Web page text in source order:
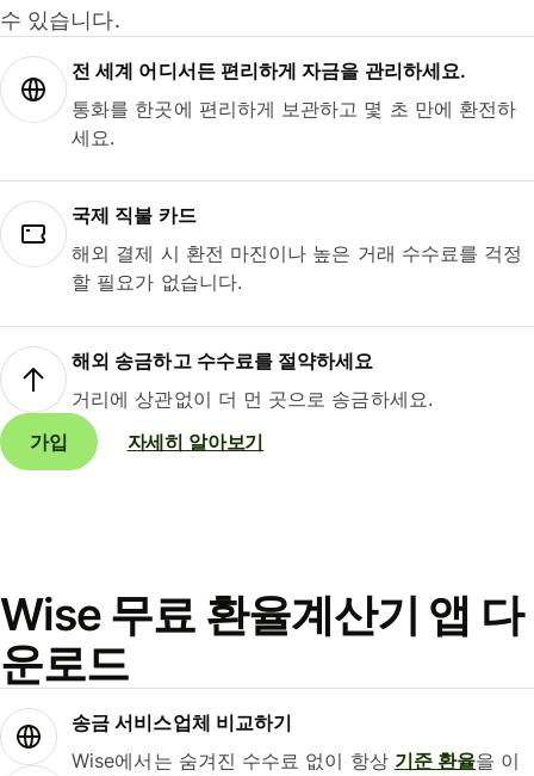
수 있습니다.
전 세계 어디서든 편리하게 자금을 관리하세요.
통화를 한곳에 편리하게 보관하고 몇 초 만에 환전하
세요.
국제 직불 카드
해외 결제 시 환전 마진이나 높은 거래 수수료를 걱정
할 필요가 없습니다.
해외 송금하고 수수료를 절약하세요
거리에 상관없이 더 먼 곳으로 송금하세요.
가입
자세히 알아보기
Wise 무료 환율계산기 앱 다
운로드
송금 서비스업체 비교하기
Wise에서는 숨겨진 수수료 없이 항상 기준 환율을 이